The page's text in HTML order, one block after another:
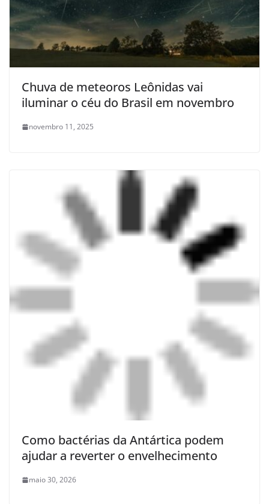
Chuva de meteoros Leônidas vai
iluminar o céu do Brasil em novembro
novembro 11, 2025
Como bactérias da Antártica podem
ajudar a reverter o envelhecimento
maio 30, 2026